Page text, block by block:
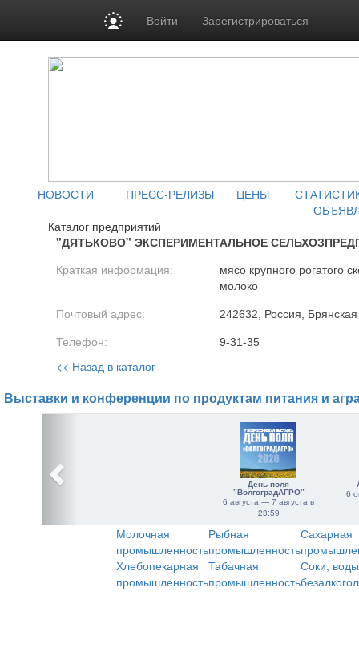
Войти Зарегистрироваться
НОВОСТИ ПРЕСС-РЕЛИЗЫ ЦЕНЫ
Каталог предприятий
"ДЯТЬКОВО" ЭКСПЕРИМЕНТАЛЬНОЕ
Краткая информация:
мясо крупного рогатого
молоко
Почтовый адрес: 242632, Россия,
Телефон: 9-31-35
<< Назад в каталог
Выставки и конференции по продуктам питания и
День поля
"ВолгоградАГРО"
6 августа — 7 августа в
23:59
6
Молочная
промышленность
Рыбная
промышленность
Сахарная
Хлебопекарная
промышленность
Табачная
промышленность
Соки,